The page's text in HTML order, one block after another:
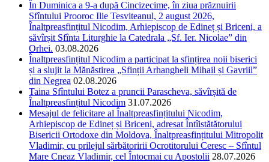
În Duminica a 9-a după Cincizecime, în ziua prăznuirii
Sfîntului Prooroc Ilie Tesviteanul, 2 august 2026,
Înaltpreasfințitul Nicodim, Arhiepiscop de Edineț și Briceni, a
săvîrșit Sfînta Liturghie la Catedrala „Sf. Ier. Nicolae” din
Orhei. 03.08.2026
Înaltpreasfințitul Nicodim a participat la sfințirea noii biserici
și a slujit la Mănăstirea „Sfinții Arhangheli Mihail și Gavriil”
din Negrea 02.08.2026
Taina Sfîntului Botez a pruncii Parascheva, săvîrșită de
Înaltpreasfințitul Nicodim 31.07.2026
Mesajul de felicitare al Înaltpreasfințitului Nicodim,
Arhiepiscop de Edineț și Briceni, adresat Întîistătătorului
Bisericii Ortodoxe din Moldova, Înaltpreasfințitului Mitropolit
Vladimir, cu prilejul sărbătoririi Ocrotitorului Ceresc – Sfîntul
Mare Cneaz Vladimir, cel Întocmai cu Apostolii 28.07.2026